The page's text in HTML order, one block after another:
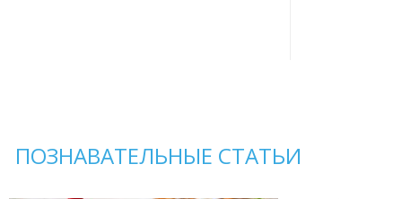
ПОЗНАВАТЕЛЬНЫЕ СТАТЬИ